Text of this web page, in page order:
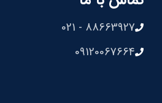
88663927 - 021
09120067664